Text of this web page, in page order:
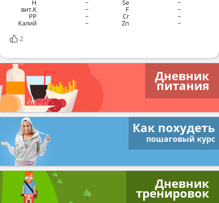
H ~
вит.К ~
PP ~
Калий ~
Se ~
F ~
Cr ~
Zn ~
2
Дневник
питания
Как похудеть
пошаговый курс
Дневник
тренировок